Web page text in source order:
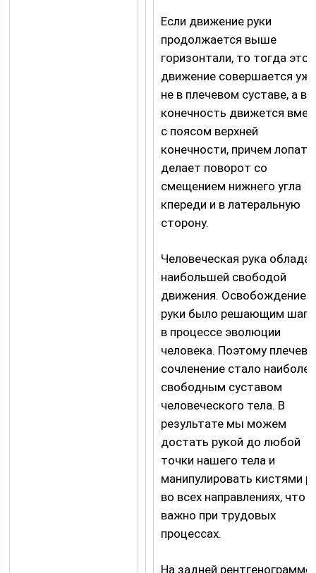
Если движение руки
продолжается выше
горизонтали, то тогда это
движение совершается
не в плечевом суставе, а
конечность движется
с поясом верхней
конечности, причем
делает поворот со
смещением нижнего угла
кпереди и в латеральную
сторону.
Человеческая рука
наибольшей свободой
движения. Освобождение
руки было решающим
в процессе эволюции
человека. Поэтому
сочленение стало наиболее
свободным суставом
человеческого тела. В
результате мы можем
достать рукой до любой
точки нашего тела и
манипулировать кистями
во всех направлениях, что
важно при трудовых
процессах.
На задней рентгенограмме